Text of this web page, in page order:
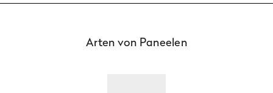
Arten von Paneelen